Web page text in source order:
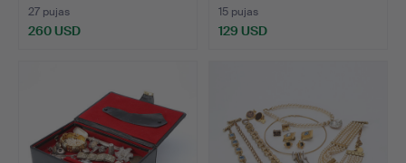
27 pujas
260 USD
15 pujas
129 USD